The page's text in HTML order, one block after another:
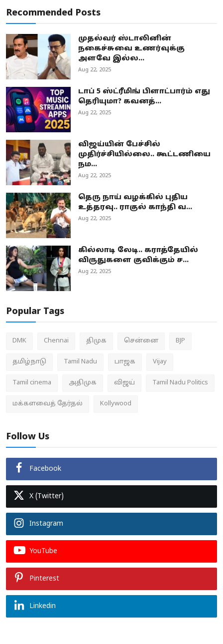
Recommended Posts
முதல்வர் ஸ்டாலினின்
நகைச்சுவை உணர்வுக்கு
அளவே இல்ல...
Aug 22, 2025
டாப் 5 ஸ்ட்ரீமிங் பிளாட்பார்ம் எது
தெரியுமா? கவனத்...
Aug 22, 2025
விஜய்யின் பேச்சில்
முதிர்ச்சியில்லை.. கூட்டணியை
நம...
Aug 22, 2025
தெரு நாய் வழக்கில் புதிய
உத்தரவு.. ராகுல் காந்தி வ...
Aug 22, 2025
கில்லாடி லேடி.. கராத்தேயில்
விருதுகளை குவிக்கும் ச...
Aug 22, 2025
Popular Tags
DMK Chennai திமுக சென்னை BJP
தமிழ்நாடு Tamil Nadu பாஜக Vijay
Tamil cinema அதிமுக விஜய் Tamil Nadu Politics
மக்களவைத் தேர்தல் Kollywood
Follow Us
Facebook
X (Twitter)
Instagram
YouTube
Pinterest
Linkedin